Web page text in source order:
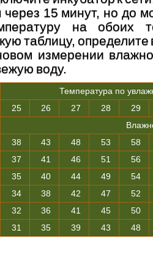
15 минут, но до
на обоих
таблицу,
измерении
воду.
Температура по
25
26 27 28
29
38 43 48 53
58
37 41 46 51
56
35 40 44 49
54
34 38 42 47
52
32 36 41 45
50
31 35 39 43 48